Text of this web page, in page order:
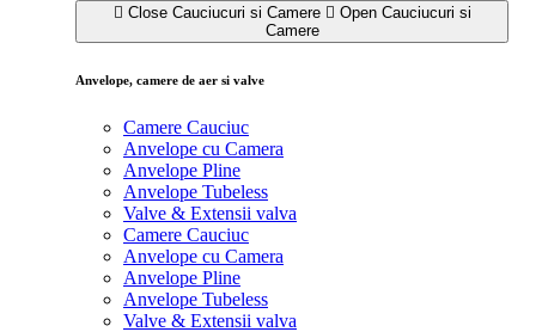
Close Cauciucuri si Camere
Open Cauciucuri si
Camere
Anvelope, camere de aer si valve
Camere Cauciuc
Anvelope cu Camera
Anvelope Pline
Anvelope Tubeless
Valve & Extensii valva
Camere Cauciuc
Anvelope cu Camera
Anvelope Pline
Anvelope Tubeless
Valve & Extensii valva